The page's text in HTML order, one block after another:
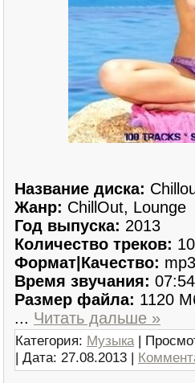
Название диска:
Жанр: ChillOut, Lounge
Год выпуска: 2013
Количество треков:
Формат|Качество:
Время звучания:
Размер файла: 1120
... Читать дальше »
Категория: Музыка |
| Дата: 27.08.2013 |